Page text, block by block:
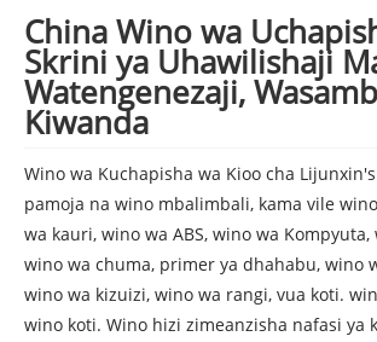
China Wino wa
Skrini ya Uhawilishaji
Watengenezaji,
Kiwanda
Wino wa Kuchapisha wa Kioo cha
pamoja na wino mbalimbali, kama vile
wa kauri, wino wa ABS, wino wa
wino wa chuma, primer ya dhahabu, wino
wino wa kizuizi, wino wa rangi, vua koti.
wino koti. Wino hizi zimeanzisha nafasi ya